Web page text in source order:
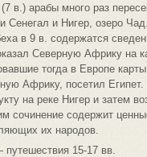
в.) арабы много раз
Сенегал и Нигер, озеро
в 9 в. содержатся
Северную Африку на
тогда в Европе
Африку, посетил
на реке Нигер и затем
сочинение содержит
их народов.
15-17 вв.